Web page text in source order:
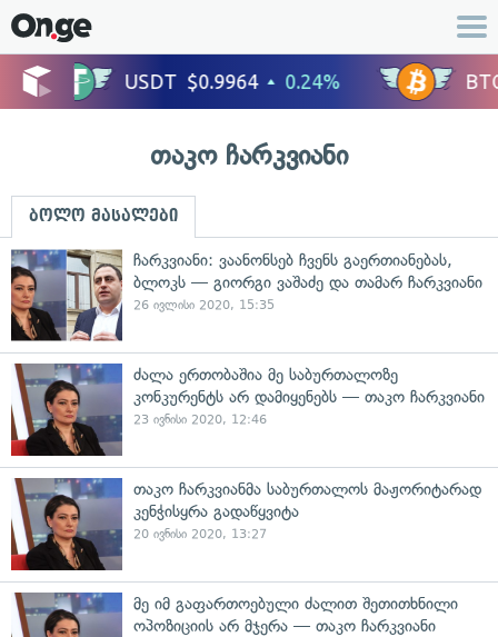
თაკო ჩარკვიანი
ბოლო მასალები
ჩარკვიანი: ვაანონსებ ჩვენს გაერთიანებას,
ბლოკს — გიორგი ვაშაძე და თამარ ჩარკვიანი
26 ივლისი 2020, 15:35
ძალა ერთობაშია მე საბურთალოზე
კონკურენტს არ დამიყენებს — თაკო ჩარკვიანი
23 ივნისი 2020, 12:46
თაკო ჩარკვიანმა საბურთალოს მაჟორიტარად
კენჭისყრა გადაწყვიტა
20 ივნისი 2020, 13:27
მე იმ გაფართოებული ძალით შეთითხნილი
ოპოზიციის არ მჯერა — თაკო ჩარკვიანი